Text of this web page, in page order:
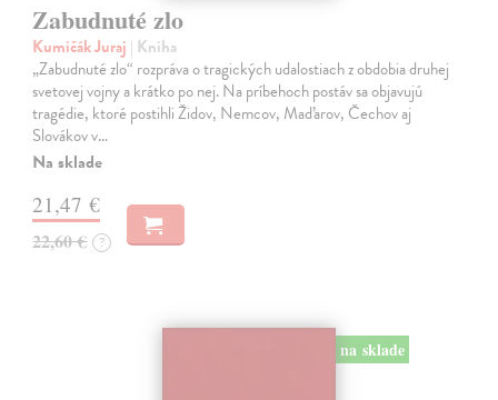
Zabudnuté zlo
Kumičák Juraj | Kniha
„Zabudnuté zlo“ rozpráva o tragických udalostiach z obdobia druhej
svetovej vojny a krátko po nej. Na príbehoch postáv sa objavujú
tragédie, ktoré postihli Židov, Nemcov, Maďarov, Čechov aj
Slovákov v…
Na sklade
21,47 €
22,60 € ?
na sklade